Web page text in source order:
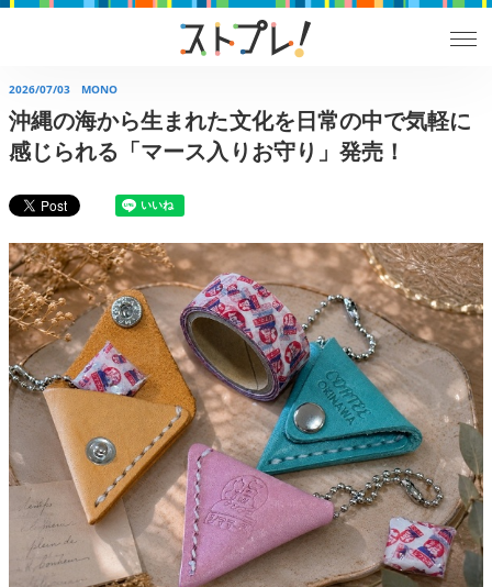
2026/07/03 MONO
沖縄の海から生まれた文化を日常の中で気軽に
感じられる「マース入りお守り」発売！